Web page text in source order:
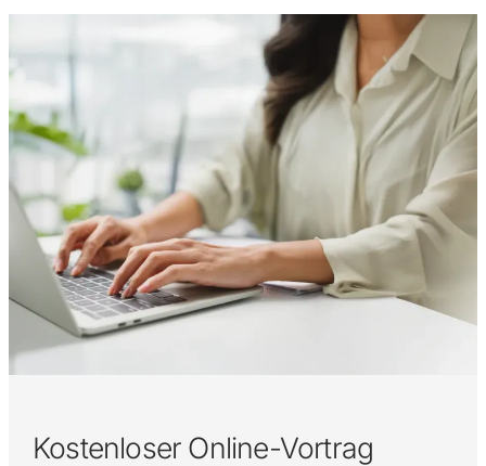
Kostenloser Online-Vortrag